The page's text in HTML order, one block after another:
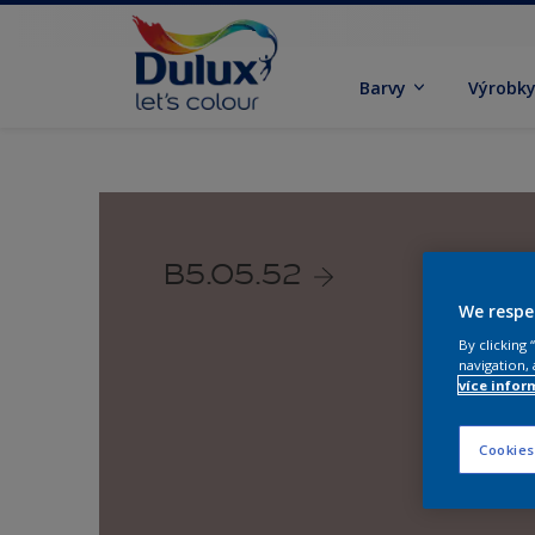
Barvy
B5.05.52
We
By clicking
navigation,
více